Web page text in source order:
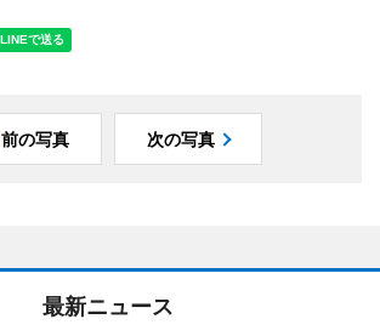
前の写真 次の写真
最新ニュース